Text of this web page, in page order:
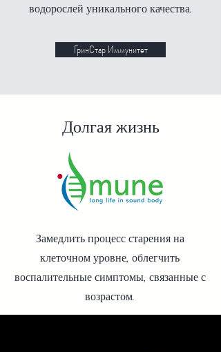
водорослей уникального качества.
ГринСтар Иммунитет
Долгая жизнь
Замедлить процесс старения на
клеточном уровне, облегчить
воспалительные симптомы, связанные с
возрастом.